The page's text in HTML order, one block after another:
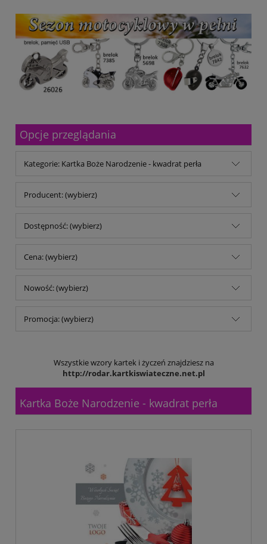
Emeko
Fol-Plast
Fruit Of The Loom
Fruit Of The Loom
Glasmark
Grand
Heri
Malfini
Michalczyk & Prokop
Mitsubishi Company
MM Kwidzyń Sp. z o.o.
Mondi
No name
Panta Plast
pqi
rodar.pl
Stedman
Tryumf
Typograf
UNI-1
Opcje przeglądania
Kategorie: Kartka Boże Narodzenie - kwadrat perła
Producent: (wybierz)
Dostępność: (wybierz)
Cena: (wybierz)
Nowość: (wybierz)
Promocja: (wybierz)
Wszystkie wzory kartek i życzeń znajdziesz na
http://rodar.kartkiswiateczne.net.pl
Kartka Boże Narodzenie - kwadrat perła